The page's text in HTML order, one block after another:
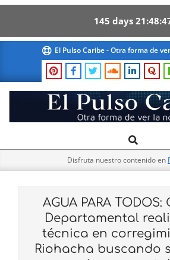
145 days 21 48
content
El Pulso Caribe - Otra forma de
El
Pulso
Navigation
Search
Disfruta nuestro contenido en
AGUA PARA
Departamental
técnica en
Riohacha buscando